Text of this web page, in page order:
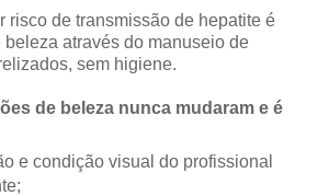
risco de transmissão de hepatite é
através do manuseio de
sem higiene.
de beleza nunca mudaram e é
e condição visual do profissional